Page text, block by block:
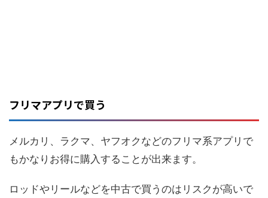
フリマアプリで買う
メルカリ、ラクマ、ヤフオクなどのフリマ系アプリで
もかなりお得に購入することが出来ます。
ロッドやリールなどを中古で買うのはリスクが高いで